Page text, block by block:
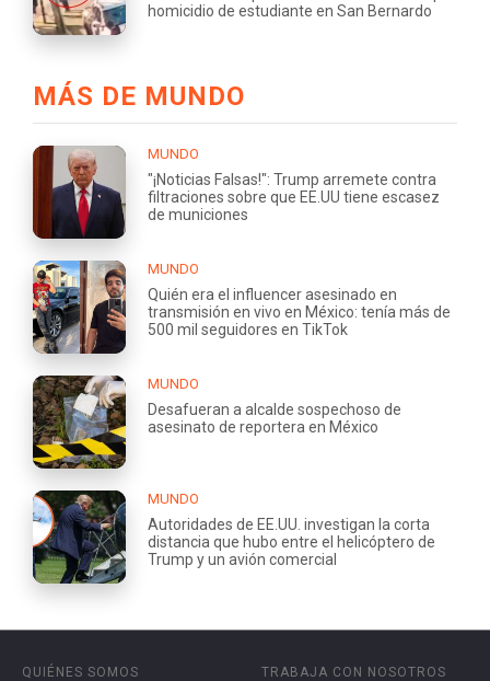
homicidio de estudiante en San Bernardo
MÁS DE MUNDO
MUNDO
"¡Noticias Falsas!": Trump arremete contra
filtraciones sobre que EE.UU tiene escasez
de municiones
MUNDO
Quién era el influencer asesinado en
transmisión en vivo en México: tenía más de
500 mil seguidores en TikTok
MUNDO
Desafueran a alcalde sospechoso de
asesinato de reportera en México
MUNDO
Autoridades de EE.UU. investigan la corta
distancia que hubo entre el helicóptero de
Trump y un avión comercial
QUIÉNES SOMOS
TRABAJA CON NOSOTROS